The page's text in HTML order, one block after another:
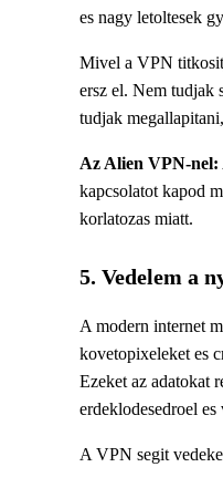
es nagy letoltesek
Mivel a VPN
ersz el. Nem tudjak
tudjak
Az Alien VPN-nel:
kapcsolatot kapod
korlatozas miatt.
5. Vedelem a
A modern internet
kovetopixeleket es
Ezeket az adatokat
erdeklodesedroel es
A VPN segit